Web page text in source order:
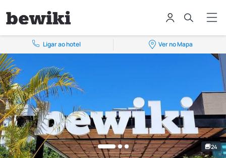
Ligar ao hotel Ver no Mapa
24